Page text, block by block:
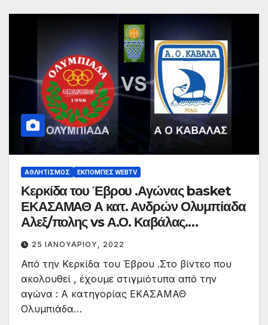
ΑΘΛΗΤΙΣΜΌΣ ΕΚΠΟΜΠΈΣ WEBTV
Κερκίδα του Έβρου .Αγώνας basket
ΕΚΑΣΑΜΑΘ Α κατ. Ανδρών Ολυμπίαδα
Αλεξ/πολης vs Α.Ο. Καβάλας.
Συναρπαστικό φινάλε με ανατροπή.
25 ΙΑΝΟΥΑΡΊΟΥ, 2022
Από την Κερκίδα του Έβρου .Στο βίντεο που
ακολουθεί , έχουμε στιγμιότυπα από την
αγώνα : Α κατηγορίας ΕΚΑΣΑΜΑΘ
Ολυμπιάδα…